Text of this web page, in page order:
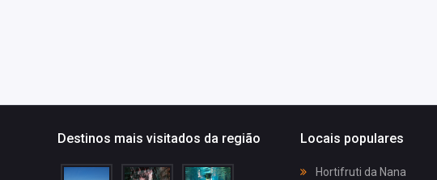
Destinos mais visitados da região Locais populares
Hortifruti da Nana